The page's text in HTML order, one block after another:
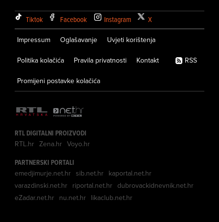
Tiktok Facebook Instagram X
Impressum Oglašavanje Uvjeti korištenja
Politika kolačića Pravila privatnosti Kontakt
Promijeni postavke kolačića
RSS
RTL DIGITALNI PROIZVODI
RTL.hr Zena.hr Voyo.hr
PARTNERSKI PORTALI
emedjimurje.net.hr sib.net.hr kaportal.net.hr
varazdinski.net.hr riportal.net.hr dubrovackidnevnik.net.hr
eZadar.net.hr nu.net.hr likaclub.net.hr